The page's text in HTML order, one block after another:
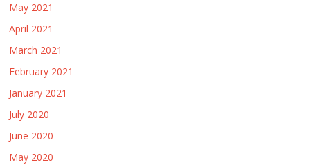
May 2021
April 2021
March 2021
February 2021
January 2021
July 2020
June 2020
May 2020